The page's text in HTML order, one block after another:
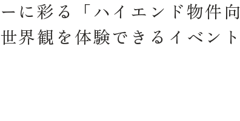
に彩る「ハイエンド物件向
界観を体験できるイベント